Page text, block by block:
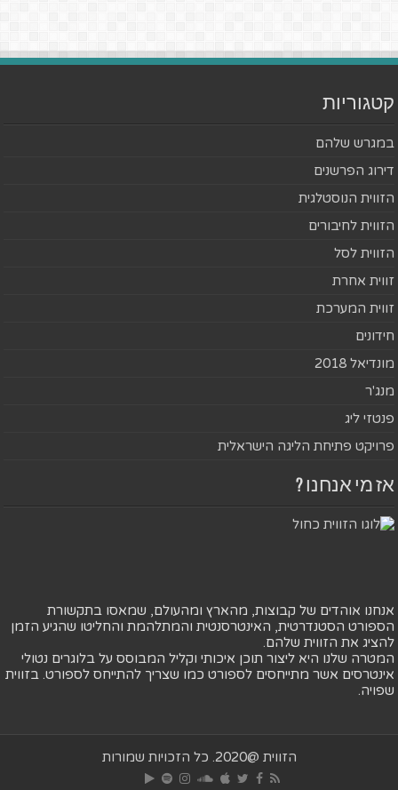
קטגוריות
במגרש שלהם
דירוג הפרשנים
הזווית הנוסטלגית
הזווית לחיבורים
הזווית לסל
זווית אחרת
זווית המערכת
חידונים
מונדיאל 2018
מנג'ר
פנטזי ליג
פרויקט פתיחת הליגה הישראלית
אז מי אנחנו ?
אנחנו אוהדים של קבוצות, מהארץ ומהעולם, שמאסו בתקשורת
הספורט הסטנדרטית, האינטרסנטית והמתלהמת והחליטו שהגיע הזמן
להציג את הזווית שלהם.
המטרה שלנו היא ליצור תוכן איכותי וקליל המבוסס על בלוגרים נטולי
אינטרסים אשר מתייחסים לספורט כמו שצריך להתייחס לספורט. בזווית
שפויה.
הזווית @2020. כל הזכויות שמורות